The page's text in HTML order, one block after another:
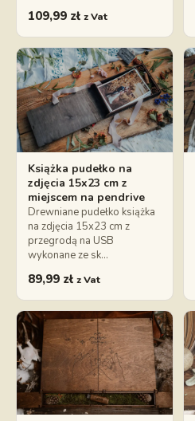
109,99 zł z Vat
Książka pudełko na
zdjęcia 15x23 cm z
miejscem na pendrive
Drewniane pudełko książka
na zdjęcia 15x23 cm z
przegrodą na USB
wykonane ze sk…
89,99 zł z Vat